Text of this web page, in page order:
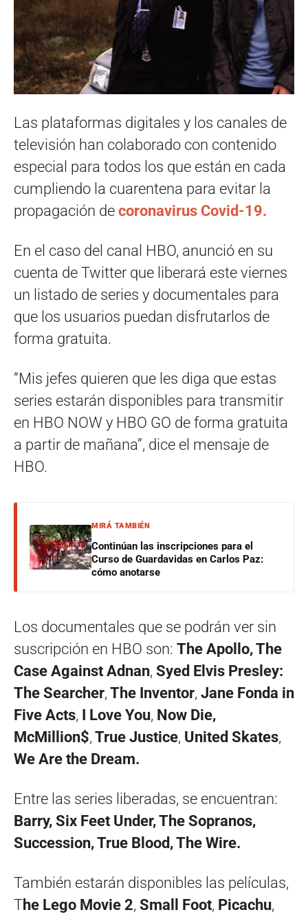
Las plataformas digitales y los canales de
televisión han colaborado con contenido
especial para todos los que están en cada
cumpliendo la cuarentena para evitar la
propagación de coronavirus Covid-19.
En el caso del canal HBO, anunció en su
cuenta de Twitter que liberará este viernes
un listado de series y documentales para
que los usuarios puedan disfrutarlos de
forma gratuita.
“Mis jefes quieren que les diga que estas
series estarán disponibles para transmitir
en HBO NOW y HBO GO de forma gratuita
a partir de mañana”, dice el mensaje de
HBO.
MIRÁ TAMBIÉN
Continúan las inscripciones para el
Curso de Guardavidas en Carlos Paz:
cómo anotarse
Los documentales que se podrán ver sin
suscripción en HBO son: The Apollo, The
Case Against Adnan, Syed Elvis Presley:
The Searcher, The Inventor, Jane Fonda in
Five Acts, I Love You, Now Die,
McMillion$, True Justice, United Skates,
We Are the Dream.
Entre las series liberadas, se encuentran:
Barry, Six Feet Under, The Sopranos,
Succession, True Blood, The Wire.
También estarán disponibles las películas,
The Lego Movie 2, Small Foot, Picachu,